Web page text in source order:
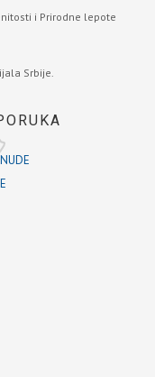
i Prirodne lepote
Srbije.